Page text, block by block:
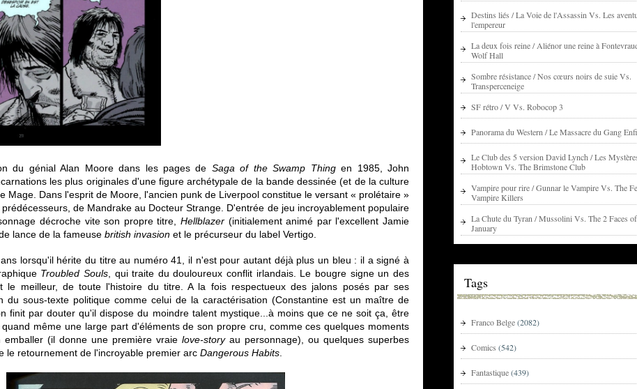
du génial Alan Moore dans les pages de Saga of the Swamp Thingen 1985, John
les plus originales d'une figure archétypale de la bande dessinée (et de la culture
Mage. Dans l'esprit de Moore, l'ancien punk de Liverpool constitue le versant « prolétaire »
de Mandrake au Docteur Strange. D'entrée de jeu incroyablement populaire
décroche vite son propre titre, Hellblazer (initialement animé par l'excellent Jamie
lance de la fameuse british invasion et le précurseur du label Vertigo.
lorsqu'il hérite du titre au numéro 41, il n'est pour autant déjà plus un bleu : il a signé à
Troubled Souls, qui traite du douloureux conflit irlandais. Le bougre signe un des
le meilleur, de toute l'histoire du titre. A la fois respectueux des jalons posés par ses
du sous-texte politique comme celui de la caractérisation (Constantine est un maître de
finit par douter qu'il dispose du moindre talent mystique...à moins que ce ne soit ça, être
même une large part d'éléments de son propre cru, comme ces quelques moments
emballer (il donne une première vraie love-storyau personnage), ou quelques superbes
le retournement de l'incroyable premier arc Dangerous Habits
Destins liés / La Voie de l'Assassin Vs. Les
l'empereur
La deux fois reine / Aliénor une reine à
Wolf Hall
Sombre résistance / Nos cœurs noirs de suie Vs.
Transperceneige
SF rétro / V Vs. Robocop 3
Panorama du Western / Le Massacre du Gang
Le Club des 5 version David Lynch / Les
Hobtown Vs. The Brimstone Club
Vampire pour rire / Gunnar le Vampire Vs. The
Vampire Killers
La Chute du Tyran / Mussolini Vs. The 2 Faces of
January
Tags
Franco Belge(2082)
Comics (542)
Fantastique(439)